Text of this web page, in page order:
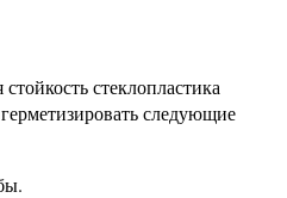
стеклопластика
следующие